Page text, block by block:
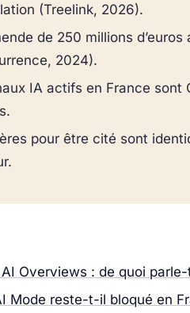
(Treelink, 2026).
de 250 millions
2024).
IA actifs en France sont
pour être cité sont
Overviews : de quoi
Mode reste-t-il bloqué en